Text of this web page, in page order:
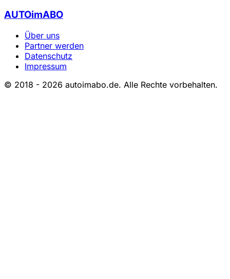
AUTOimABO
Über uns
Partner werden
Datenschutz
Impressum
© 2018 - 2026 autoimabo.de. Alle Rechte vorbehalten.